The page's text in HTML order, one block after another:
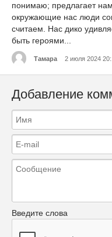
понимаю; предлагает
окружающие нас люди
считаем. Нас дико
быть героями...
Тамара 2 июля 2024
Добавление
Введите слова